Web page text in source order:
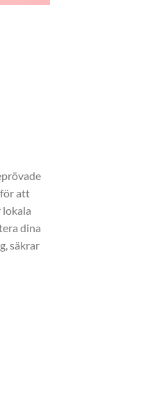
att
lokala
dina
säkrar